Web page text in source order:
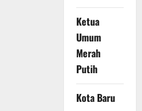
Ketua
Umum
Merah
Putih
Kota Baru